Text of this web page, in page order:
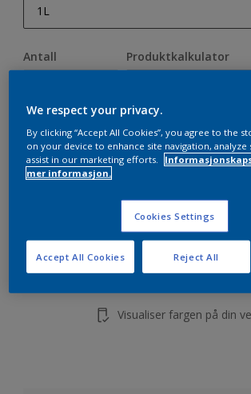
1L
2,5L
10L
Antall Produktkalkulator
Finn en forhandler
Visualiser fargen på din
We respect your privacy.
By clicking “Accept All Cookies”, you agree to the
on your device to enhance site navigation, analyze
assist in our marketing efforts.
mer informasjon.
Cookies Settings
Reject All
Accept All Cookies